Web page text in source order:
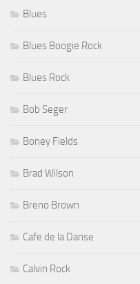
Blues
Blues Boogie Rock
Blues Rock
Bob Seger
Boney Fields
Brad Wilson
Breno Brown
Cafe de la Danse
Calvin Rock